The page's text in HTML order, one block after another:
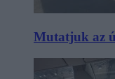
Mutatjuk az